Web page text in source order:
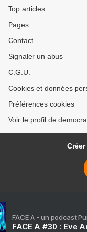
Top articles
Pages
Contact
Signaler un abus
C.G.U.
Cookies et données
Préférences cookies
Voir le profil de
FACE A - un podcast
FACE A #30 : Eve